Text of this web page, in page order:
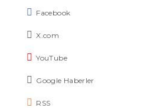
Facebook
X.com
YouTube
Google Haberler
RSS